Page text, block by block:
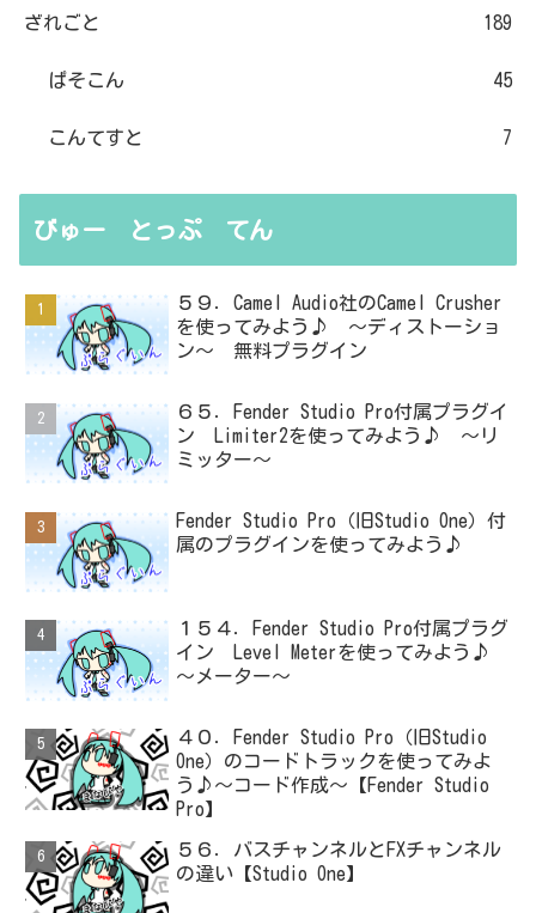
ざれごと 189
ぱそこん 45
こんてすと 7
びゅー とっぷ てん
５９．Camel Audio社のCamel Crusher
を使ってみよう♪ ～ディストーショ
ン～ 無料プラグイン
６５．Fender Studio Pro付属プラグイ
ン Limiter2を使ってみよう♪ ～リ
ミッター～
Fender Studio Pro（旧Studio One）付
属のプラグインを使ってみよう♪
１５４．Fender Studio Pro付属プラグ
イン Level Meterを使ってみよう♪
～メーター～
４０．Fender Studio Pro（旧Studio
One）のコードトラックを使ってみよ
う♪～コード作成～【Fender Studio
Pro】
５６．バスチャンネルとFXチャンネル
の違い【Studio One】